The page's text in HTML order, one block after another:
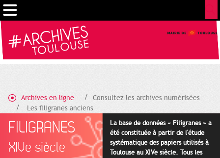
Archives en ligne
Consultez les archives numérisées
Les filigranes anciens
FILIGRANES
XIVe siècle
La base de données « Filigranes » a
été constituée à partir de l'étude
systématique des papiers utilisés à
Toulouse au XIVe siècle. Tous les
Gestion de vos préférences sur les cookies